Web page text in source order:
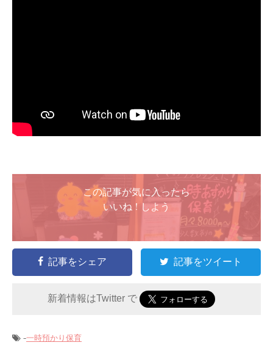
この記事が気に入ったら
いいね ! しよう
記事をシェア 記事をツイート
新着情報はTwitter で
-一時預かり保育